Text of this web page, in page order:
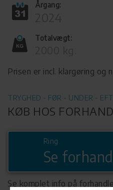
Årgang:
Totalvægt:
Prisen er incl. klargøring og
TRYGHED - FØR - UNDER -
KØB HOS
Ring
Se
Se komplet info på